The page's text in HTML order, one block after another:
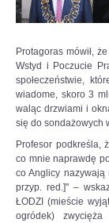
ZDJĘCIA
Z
Protagoras mówił,
Wstyd i Poczucie
społeczeństwie,
wiadome, skoro 3
waląc drzwiami i
się do sondażowych
Profesor podkreśla,
co mnie naprawdę
co Anglicy nazywają
przyp. red.]" –
ŁODZI (mieście
ogródek)